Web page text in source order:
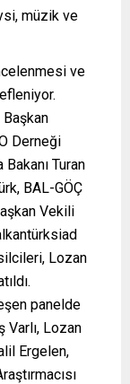
müzik ve
ve
Derneği
Turan
BAL-GÖÇ
Vekili
Lozan
panelde
Varlı, Lozan
Ergelen,